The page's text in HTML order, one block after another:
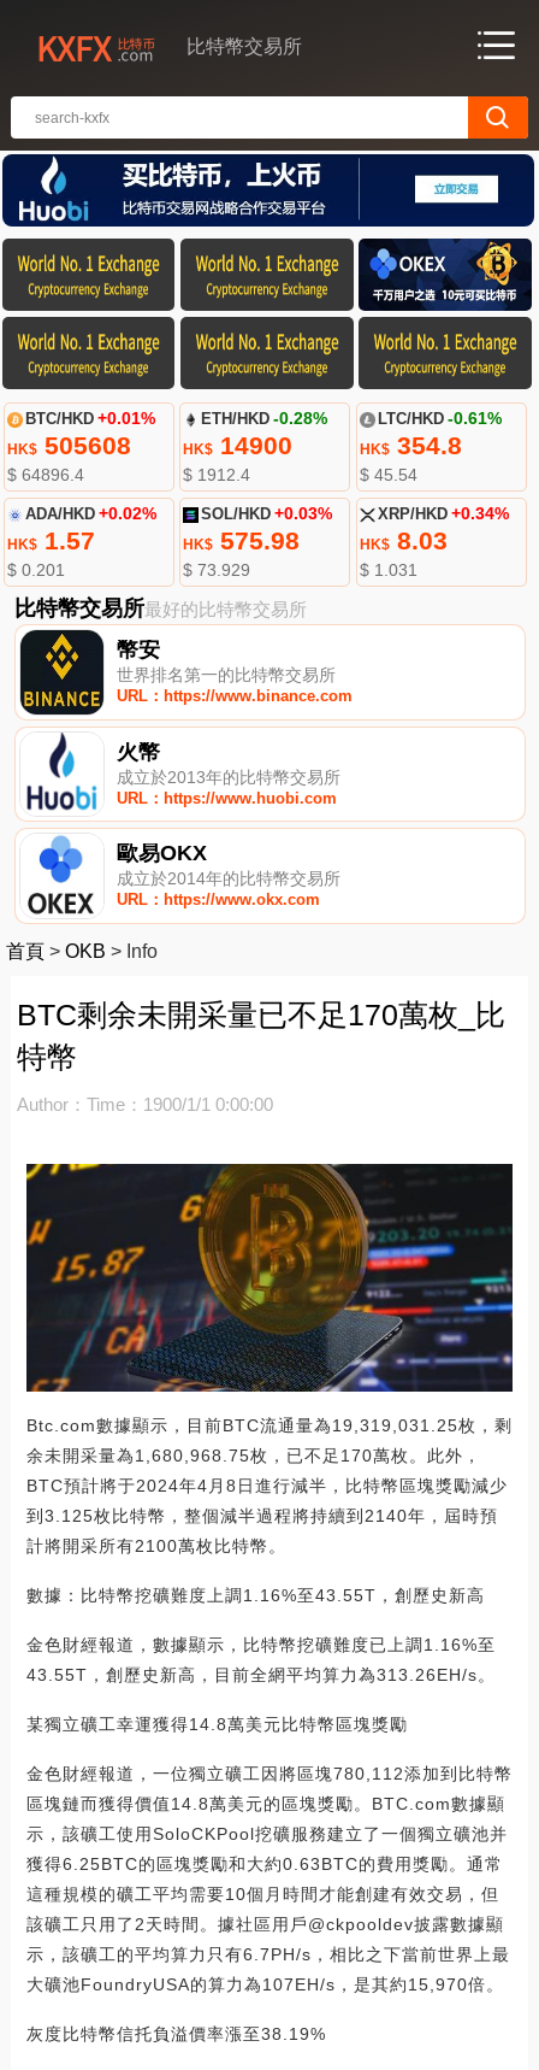
比特幣交易所
BTC/HKD +0.01%
HK$505608
$ 64896.4
ETH/HKD -0.28%
HK$ 14900
$ 1912.4
LTC/HKD -0.61%
HK$354.8
$ 45.54
ADA/HKD +0.02%
HK$1.57
$ 0.201
SOL/HKD +0.03%
HK$ 575.98
$ 73.929
XRP/HKD +0.34%
HK$8.03
$ 1.031
比特幣交易所最好的比特幣交易所
幣安
世界排名第一的比特幣交易所
URL：https://www.binance.com
火幣
成立於2013年的比特幣交易所
URL：https://www.huobi.com
歐易OKX
成立於2014年的比特幣交易所
URL：https://www.okx.com
首頁 > OKB > Info
BTC剩余未開采量已不足170萬枚_比
特幣
Author： Time：1900/1/1 0:00:00
Btc.com數據顯示，目前BTC流通量為19,319,031.25枚，剩
余未開采量為1,680,968.75枚，已不足170萬枚。此外，
BTC預計將于2024年4月8日進行減半，比特幣區塊獎勵減少
到3.125枚比特幣，整個減半過程將持續到2140年，屆時預
計將開采所有2100萬枚比特幣。
數據：比特幣挖礦難度上調1.16%至43.55T，創歷史新高
金色財經報道，數據顯示，比特幣挖礦難度已上調1.16%至
43.55T，創歷史新高，目前全網平均算力為313.26EH/s。
某獨立礦工幸運獲得14.8萬美元比特幣區塊獎勵
金色財經報道，一位獨立礦工因將區塊780,112添加到比特幣
區塊鏈而獲得價值14.8萬美元的區塊獎勵。BTC.com數據顯
示，該礦工使用SoloCKPool挖礦服務建立了一個獨立礦池并
獲得6.25BTC的區塊獎勵和大約0.63BTC的費用獎勵。通常
這種規模的礦工平均需要10個月時間才能創建有效交易，但
該礦工只用了2天時間。據社區用戶@ckpooldev披露數據顯
示，該礦工的平均算力只有6.7PH/s，相比之下當前世界上最
大礦池FoundryUSA的算力為107EH/s，是其約15,970倍。
灰度比特幣信托負溢價率漲至38.19%